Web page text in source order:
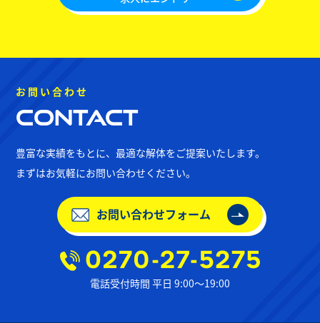
お問い合わせ
Contact
豊富な実績をもとに、最適な解体をご提案いたします。
まずはお気軽にお問い合わせください。
お問い合わせフォーム
電話受付時間 平日 9:00〜19:00